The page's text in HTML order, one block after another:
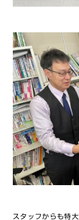
スタッフからも特